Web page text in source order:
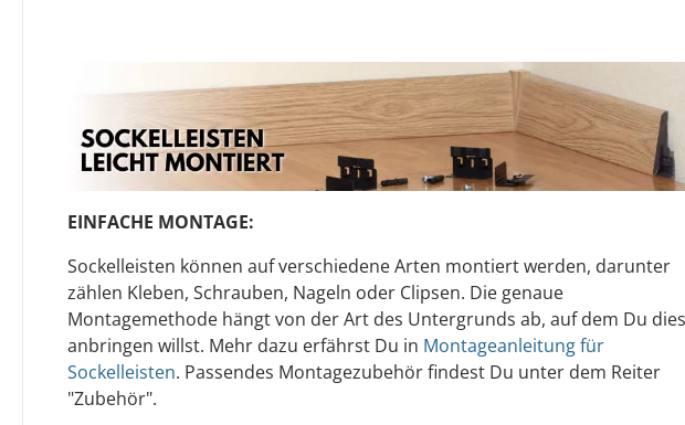
EINFACHE MONTAGE:
Sockelleisten können auf verschiedene Arten montiert werden, darunter
zählen Kleben, Schrauben, Nageln oder Clipsen. Die genaue
Montagemethode hängt von der Art des Untergrunds ab, auf dem Du
anbringen willst. Mehr dazu erfährst Du in Montageanleitung für
Sockelleisten. Passendes Montagezubehör findest Du unter dem Reiter
"Zubehör".